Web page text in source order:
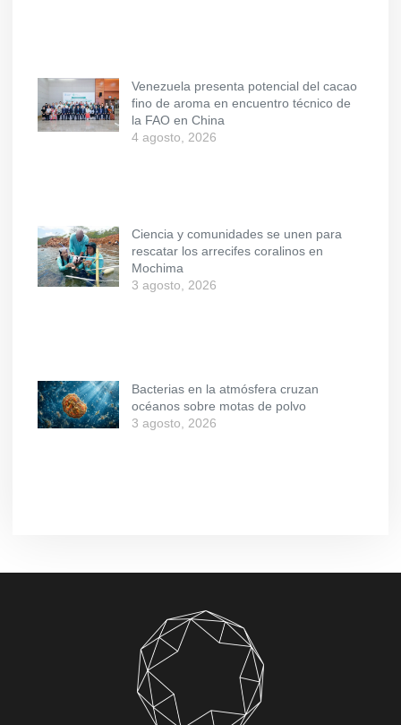
Venezuela presenta potencial del cacao
fino de aroma en encuentro técnico de
la FAO en China
4 agosto, 2026
Ciencia y comunidades se unen para
rescatar los arrecifes coralinos en
Mochima
3 agosto, 2026
Bacterias en la atmósfera cruzan
océanos sobre motas de polvo
3 agosto, 2026